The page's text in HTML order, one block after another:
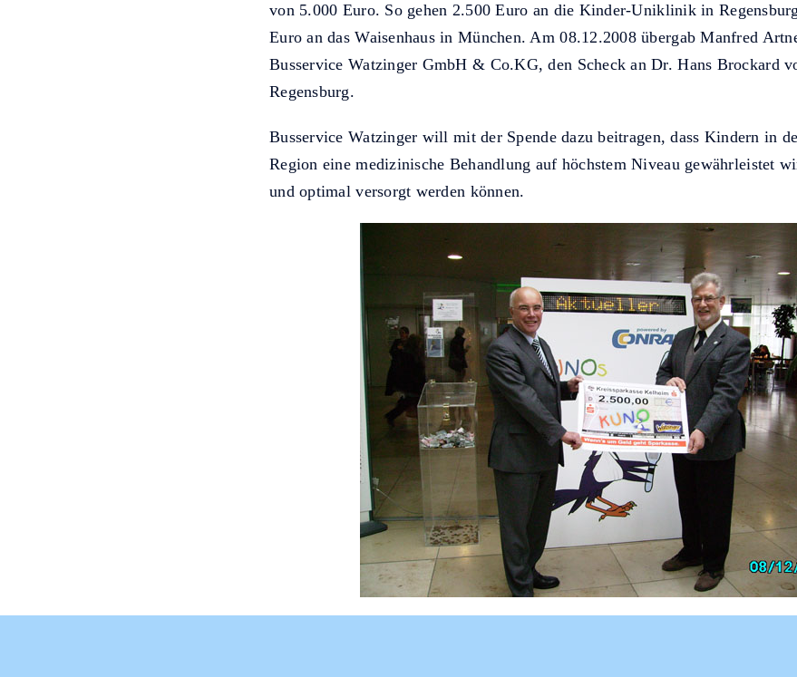
von 5.000 Euro. So gehen 2.500 Euro an die Kinder-Uniklinik in
Euro an das Waisenhaus in München. Am 08.12.2008 übergab Manfred
Busservice Watzinger GmbH & Co.KG, den Scheck an Dr. Hans Brockard
Regensburg.
Busservice Watzinger will mit der Spende dazu beitragen, dass Kindern in
Region eine medizinische Behandlung auf höchstem Niveau gewährleistet
und optimal versorgt werden können.